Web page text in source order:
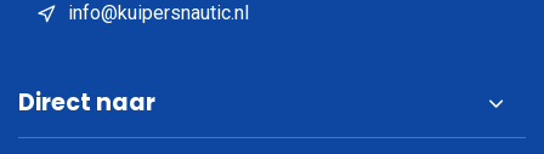
info@kuipersnautic.nl
Direct naar